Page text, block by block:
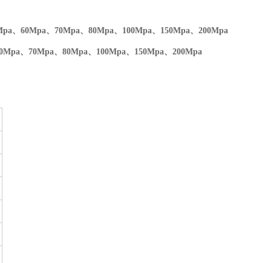
、60Mpa、70Mpa、80Mpa、100Mpa、150Mpa、200Mpa
、70Mpa、80Mpa、100Mpa、150Mpa、200Mpa